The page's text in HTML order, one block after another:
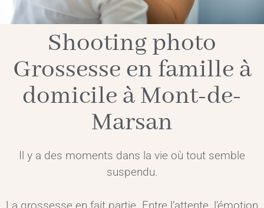
Shooting photo
Grossesse en famille à
domicile à Mont-de-
Marsan
Il y a des moments dans la vie où tout semble
suspendu.
La grossesse en fait partie. Entre l’attente, l’émotion